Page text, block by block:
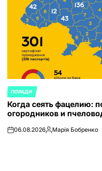
ОПУБЛИКОВАНО
В
ПОРАДИ
Когда сеять фацелию:
огородников и
on06.08.2026Запись
Марія Бобренко